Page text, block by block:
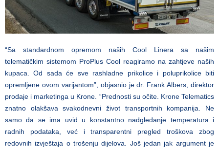
“Sa standardnom opremom naših Cool Linera sa našim
telematičkim sistemom ProPlus Cool reagiramo na zahtjeve naših
kupaca. Od sada će sve rashladne prikolice i poluprikolice biti
opremljene ovom varijantom”, objasnio je dr. Frank Albers, direktor
prodaje i marketinga u Krone. “Prednosti su očite. Krone Telematics
znatno olakšava svakodnevni život transportnih kompanija. Ne
samo da se ima uvid u konstantno nadgledanje temperatura i
radnih podataka, već i transparentni pregled troškova zbog
redovnih izvještaja o trošenju dijelova. Još jedan jak argument je